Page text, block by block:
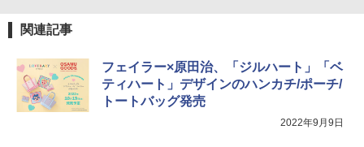
￥2,885
カップヌードル カップヌードルPRO シ
4
TOSHIBA(東芝) スチームオーブンレン
ジ 石窯ドーム ER-D80A(K) ブラック 25
0℃ 1段調理 フラットテーブル 電子レン
ジ 赤外線センサー ノンフライ調理 簡単
関連記事
フェイラー×原田治、「ジルハート」「ベ
ティハート」デザインのハンカチ/ポーチ/
トートバッグ発売
2022年9月9日